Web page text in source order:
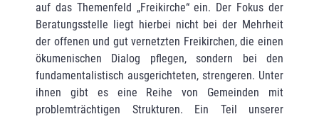
auf das Themenfeld „Freikirche“ ein. Der Fokus der
Beratungsstelle liegt hierbei nicht bei der Mehrheit
der offenen und gut vernetzten Freikirchen, die einen
ökumenischen Dialog pflegen, sondern bei den
fundamentalistisch ausgerichteten, strengeren. Unter
ihnen gibt es eine Reihe von Gemeinden mit
problemträchtigen Strukturen. Ein Teil unserer